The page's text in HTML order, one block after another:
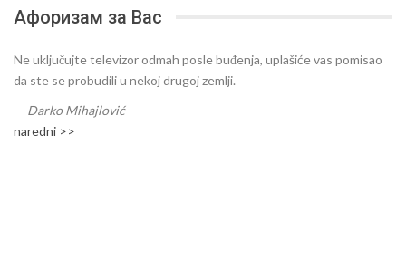
Афоризам за Вас
Ne uključujte televizor odmah posle buđenja, uplašiće vas pomisao
da ste se probudili u nekoj drugoj zemlji.
— Darko Mihajlović
naredni >>